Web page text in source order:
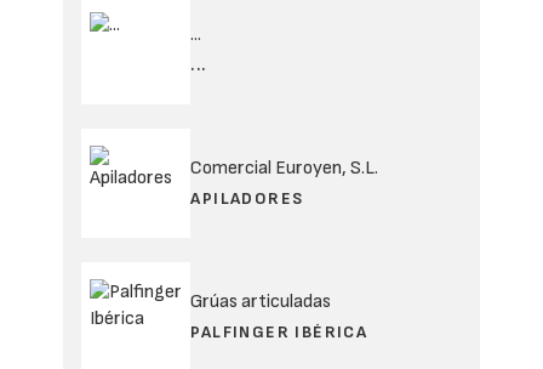
...
...
Comercial Euroyen, S.L.
APILADORES
Grúas articuladas
PALFINGER IBÉRICA